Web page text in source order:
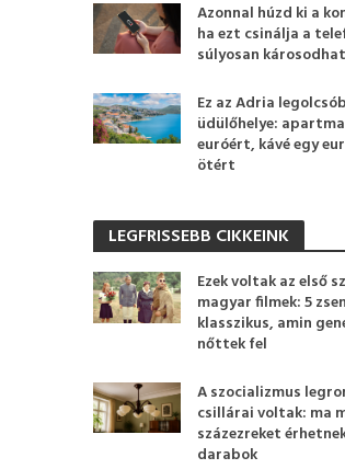
Azonnal húzd ki a
ha ezt csinálja a
súlyosan
Ez az Adria
üdülőhelye:
euróért, kávé egy
ötért
LEGFRISSEBB CIKKEINK
Ezek voltak az első
magyar filmek: 5
klasszikus, amin
nőttek fel
A szocializmus
csillárai voltak: ma
százezreket
darabok